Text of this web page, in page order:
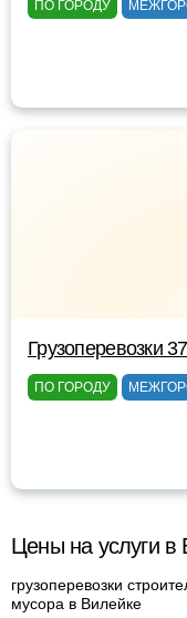
ПО ГОРОДУ
Грузоперевозки
ПО ГОРОДУ
Цены на услуги в
грузоперевозки
мусора в Вилейке